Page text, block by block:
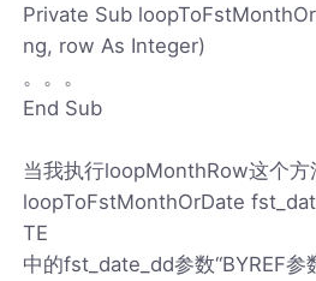
Private Sub
ng, row As Integer)
。。。
End Sub
当我执行loopMonthRow这个方
loopToFstMonthOrDate
TE
中的fst_date_dd参数“BYREF参